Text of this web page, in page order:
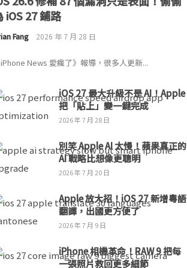
iOS 27 鋪路
Fang 2026 年 7 月 28 日
iPhone News 愛瘋了》報導，很多人更新...
iOS 27 最大升級不是 AI！Apple
把「貼上」變一鍵完成
2026 年 7 月 28 日
別笑 Apple AI 太慢！蘋果真正的
AI 戰略比想像更聰明
2026 年 7 月 20 日
Apple 放大招！iOS 27 新增粵語
翻譯，出國更方便了
2026 年 7 月 9 日
iPhone 相機革命！RAW 9 把每
一張照片救回更多細節